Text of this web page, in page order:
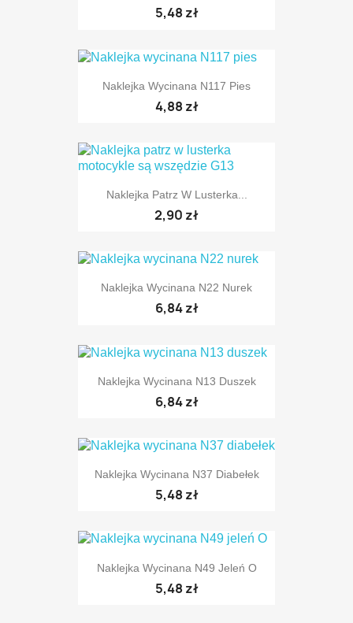
5,48 zł
Naklejka Wycinana N117 Pies
4,88 zł
Naklejka Patrz W Lusterka...
2,90 zł
Naklejka Wycinana N22 Nurek
6,84 zł
Naklejka Wycinana N13 Duszek
6,84 zł
Naklejka Wycinana N37 Diabełek
5,48 zł
Naklejka Wycinana N49 Jeleń O
5,48 zł